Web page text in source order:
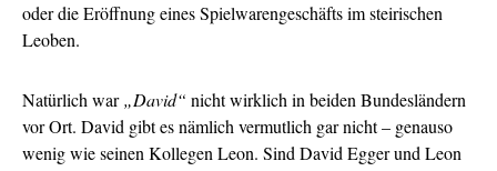
oder die Eröffnung eines Spielwarengeschäfts im steirischen
Leoben.
Natürlich war„David“ nicht wirklich in beiden Bundesländern
vor Ort. David gibt es nämlich vermutlich gar nicht – genauso
wenig wie seinen Kollegen Leon. Sind David Egger und Leon